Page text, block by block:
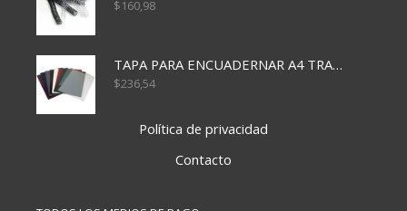
$160,98
TAPA PARA ENCUADERNAR A4 TRANSP x50x500
$236,54
Política de privacidad
Contacto